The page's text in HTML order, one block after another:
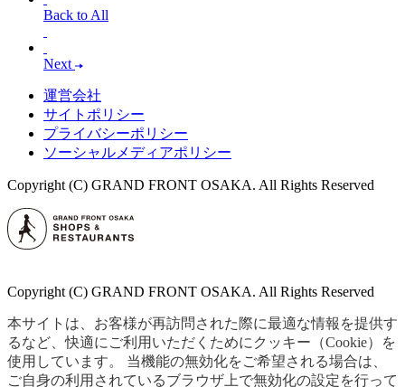
Back to All
Next
運営会社
サイトポリシー
プライバシーポリシー
ソーシャルメディアポリシー
Copyright (C) GRAND FRONT OSAKA. All Rights Reserved
Copyright (C) GRAND FRONT OSAKA. All Rights Reserved
本サイトは、お客様が再訪問された際に最適な情報を提供す
るなど、快適にご利用いただくためにクッキー（Cookie）を
使用しています。 当機能の無効化をご希望される場合は、
ご自身の利用されているブラウザ上で無効化の設定を行って